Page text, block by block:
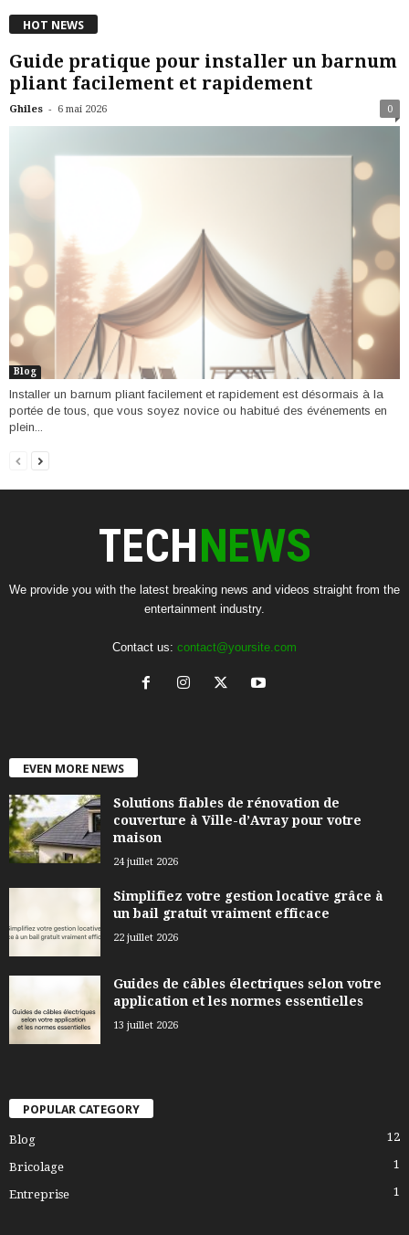
HOT NEWS
Guide pratique pour installer un barnum
pliant facilement et rapidement
Ghiles - 6 mai 2026 0
Blog
Installer un barnum pliant facilement et rapidement est désormais à la
portée de tous, que vous soyez novice ou habitué des événements en
plein...
We provide you with the latest breaking news and videos straight from the
entertainment industry.
Contact us: contact@yoursite.com
EVEN MORE NEWS
Solutions fiables de rénovation de
couverture à Ville-d’Avray pour votre
maison
24 juillet 2026
Simplifiez votre gestion locative grâce à
un bail gratuit vraiment efficace
22 juillet 2026
Guides de câbles électriques selon votre
application et les normes essentielles
13 juillet 2026
POPULAR CATEGORY
Blog 12
Bricolage 1
Entreprise 1